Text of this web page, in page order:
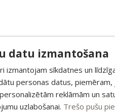
datu izmantošana
izmantojam sīkdatnes un
personas datus,
reklāmām un
uzlabošanai. Trešo pušu
PAPILDUS
un saņem īpašu
pasūtījumam.
piedāvājumiem